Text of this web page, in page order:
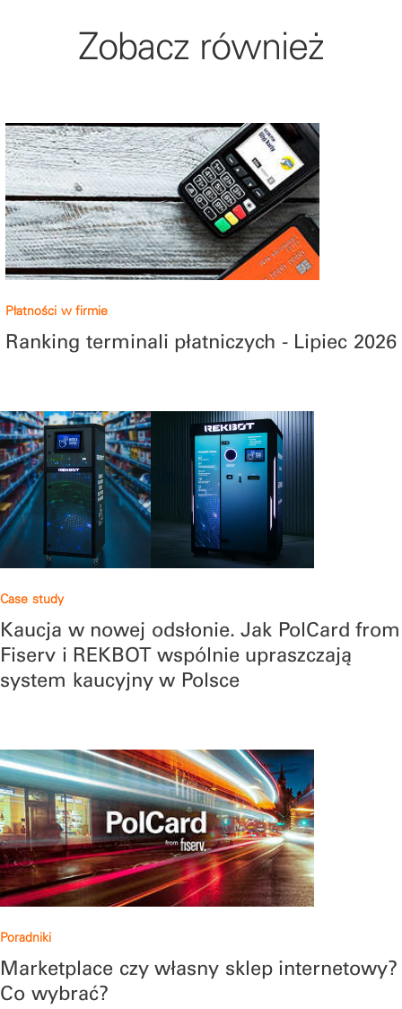
Zobacz również
Płatności w firmie
Ranking terminali płatniczych - Lipiec 2026
Case study
Kaucja w nowej odsłonie. Jak PolCard from
Fiserv i REKBOT wspólnie upraszczają
system kaucyjny w Polsce
Poradniki
Marketplace czy własny sklep internetowy?
Co wybrać?